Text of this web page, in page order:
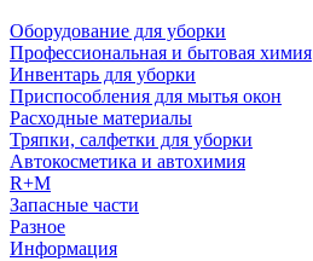
Оборудование для уборки
Профессиональная и бытовая химия
Инвентарь для уборки
Приспособления для мытья окон
Расходные материалы
Тряпки, салфетки для уборки
Автокосметика и автохимия
R+M
Запасные части
Разное
Информация